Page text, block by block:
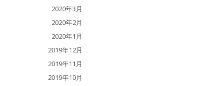
2020年3月
2020年2月
2020年1月
2019年12月
2019年11月
2019年10月